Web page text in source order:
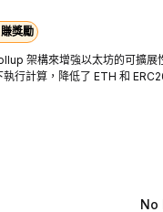
獎勵
架構來增強以太坊的可擴展
行計算，降低了 ETH 和
了與以太坊主鏈同等的安全性
整性，使 ZKsync 成為以太坊
No